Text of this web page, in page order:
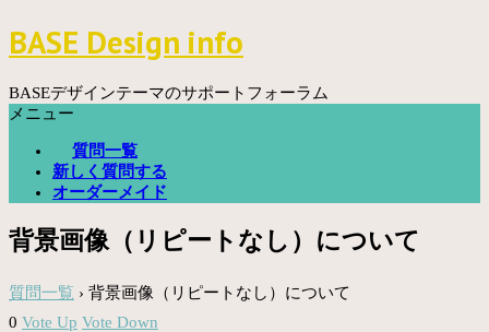
コ
ン
ン
ツ
BASE Design info
BASEデザインテーマのサポートフォーラム
メニュー
質問一覧
新しく質問する
オーダーメイド
背景画像（リピートなし）について
質問一覧 › 背景画像（リピートなし）について
0 Vote Up Vote Down